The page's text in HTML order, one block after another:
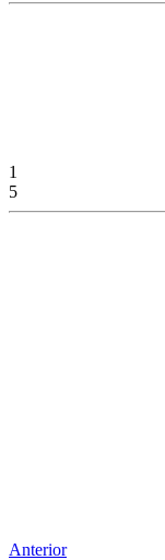
1
5
Anterior